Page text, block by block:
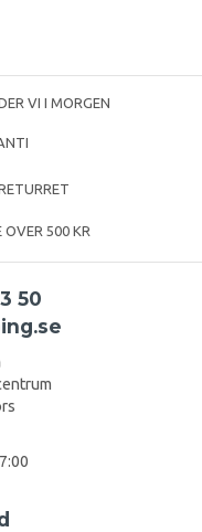
VI I MORGEN
OVER 500 KR
50